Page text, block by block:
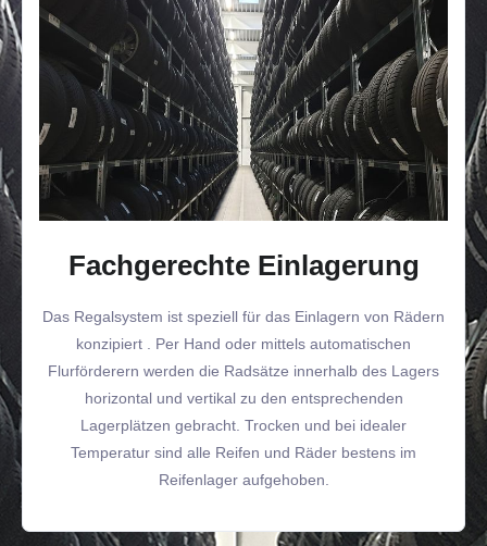
Fachgerechte Einlagerung
Das Regalsystem ist speziell für das Einlagern von Rädern
konzipiert . Per Hand oder mittels automatischen
Flurförderern werden die Radsätze innerhalb des Lagers
horizontal und vertikal zu den entsprechenden
Lagerplätzen gebracht. Trocken und bei idealer
Temperatur sind alle Reifen und Räder bestens im
Reifenlager aufgehoben.